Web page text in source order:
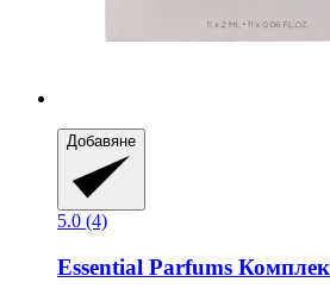
Добавяне
5.0 (4)
Essential Parfums